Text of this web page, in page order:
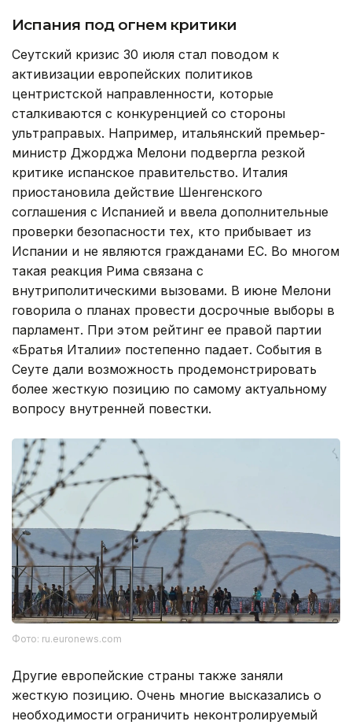
Испания под огнем критики
Сеутский кризис 30 июля стал поводом к
активизации европейских политиков
центристской направленности, которые
сталкиваются с конкуренцией со стороны
ультраправых. Например, итальянский премьер-
министр Джорджа Мелони подвергла резкой
критике испанское правительство. Италия
приостановила действие Шенгенского
соглашения с Испанией и ввела дополнительные
проверки безопасности тех, кто прибывает из
Испании и не являются гражданами ЕС. Во многом
такая реакция Рима связана с
внутриполитическими вызовами. В июне Мелони
говорила о планах провести досрочные выборы в
парламент. При этом рейтинг ее правой партии
«Братья Италии» постепенно падает. События в
Сеуте дали возможность продемонстрировать
более жесткую позицию по самому актуальному
вопросу внутренней повестки.
Фото: ru.euronews.com
Другие европейские страны также заняли
жесткую позицию. Очень многие высказались о
необходимости ограничить неконтролируемый